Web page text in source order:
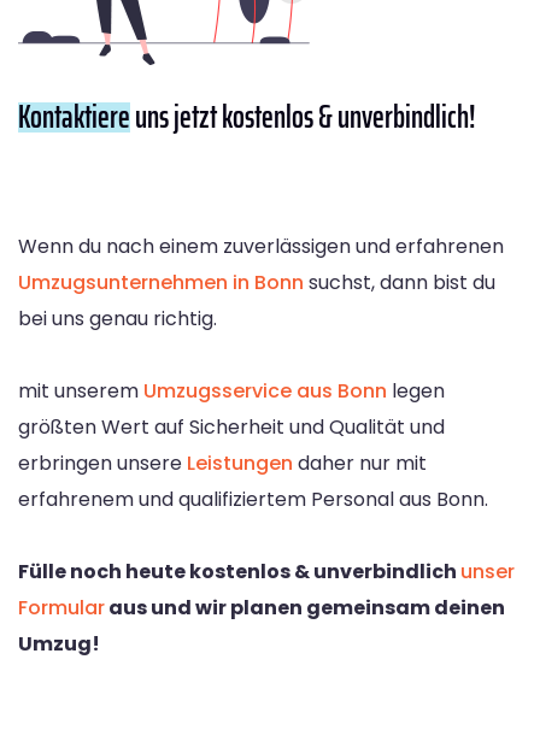
Kontaktiereuns jetzt kostenlos & unverbindlich!
Wenn du nach einem zuverlässigen und erfahrenen
Umzugsunternehmen in Bonn suchst, dann bist du
bei uns genau richtig.
mit unserem Umzugsservice aus Bonn legen
größten Wert auf Sicherheit und Qualität und
erbringen unsere Leistungen daher nur mit
erfahrenem und qualifiziertem Personal aus Bonn.
Fülle noch heute kostenlos & unverbindlich unser
Formularaus und wir planen gemeinsam deinen
Umzug!